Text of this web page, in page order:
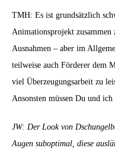
TMH: Es ist grundsätzlich
Animationsprojekt
Ausnahmen – aber im
teilweise auch Förderer dem
viel Überzeugungsarbeit zu
Ansonsten müssen Du und
JW: Der Look von
Augen suboptimal, diese